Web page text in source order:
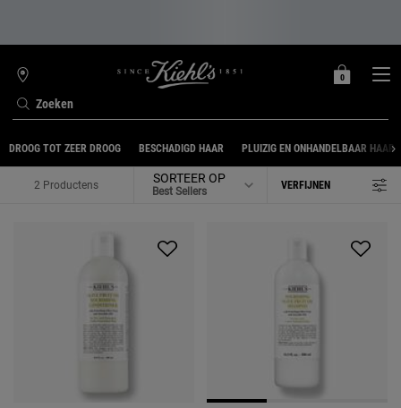
Zoeken
WINKELZOEKER
MIJN
0
0 PRODUCT
DROOG TOT ZEER DROOG BESCHADIGD HAAR PLUIZIG EN ONHANDELBAAR HAAR
2 Productens SORTEER OP VERFIJNEN
FILTER MENU